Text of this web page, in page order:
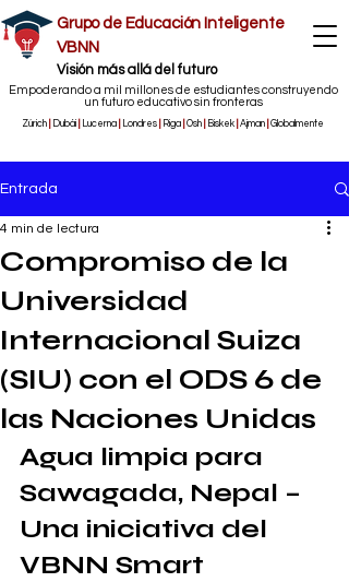
Grupo de Educación Inteligente
VBNN
​Visión más allá del futuro
Empoderando a mil millones de estudiantes construyendo
un futuro educativo sin fronteras
Zúrich Dubái Lucerna Londres Riga Osh Biskek Ajman Globalmente
Entrada
Compromiso de la
Universidad
Internacional Suiza
(SIU) con el ODS 6 de
las Naciones Unidas
4 min de lectura
Agua limpia para
Sawagada, Nepal –
Una iniciativa del
VBNN Smart